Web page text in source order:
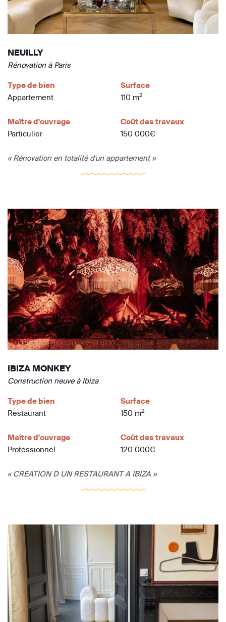
NEUILLY
Rénovation à Paris
Type de bien
Appartement
Surface
110 m2
Maître d'ouvrage
Particulier
Coût des travaux
150 000€
« Rénovation en totalité d'un appartement »
IBIZA MONKEY
Construction neuve à Ibiza
Type de bien
Restaurant
Surface
150 m2
Maître d'ouvrage
Professionnel
Coût des travaux
120 000€
« CREATION D UN RESTAURANT A IBIZA »